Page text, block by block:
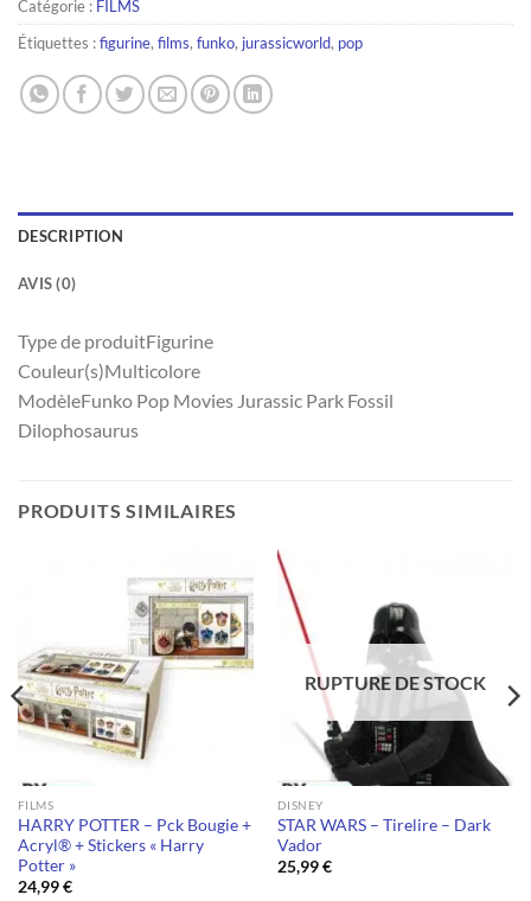
Catégorie : FILMS
Étiquettes :figurine, films, funko, jurassicworld, pop
DESCRIPTION
AVIS (0)
Type de produitFigurine
Couleur(s)Multicolore
ModèleFunko Pop Movies Jurassic Park Fossil
Dilophosaurus
PRODUITS SIMILAIRES
FILMS
HARRY POTTER – Pck Bougie +
Acryl® + Stickers « Harry
Potter »
24,99€
RUPTURE DE STOCK
DISNEY
STAR WARS – Tirelire – Dark
Vador
25,99€